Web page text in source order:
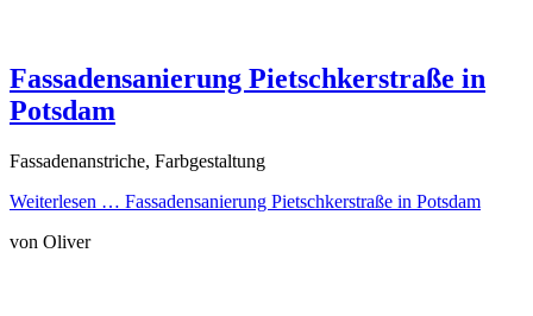
Fassadensanierung Pietschkerstraße in
Potsdam
Fassadenanstriche, Farbgestaltung
Weiterlesen … Fassadensanierung Pietschkerstraße in Potsdam
von Oliver